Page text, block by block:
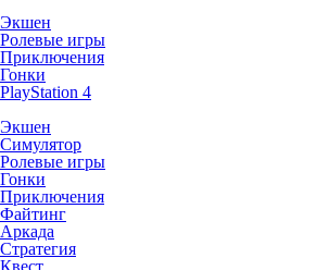
Экшен
Ролевые игры
Приключения
Гонки
PlayStation 4
Экшен
Симулятор
Ролевые игры
Гонки
Приключения
Файтинг
Аркада
Стратегия
Квест